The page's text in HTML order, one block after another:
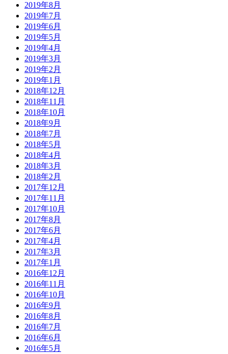
2019年8月
2019年7月
2019年6月
2019年5月
2019年4月
2019年3月
2019年2月
2019年1月
2018年12月
2018年11月
2018年10月
2018年9月
2018年7月
2018年5月
2018年4月
2018年3月
2018年2月
2017年12月
2017年11月
2017年10月
2017年8月
2017年6月
2017年4月
2017年3月
2017年1月
2016年12月
2016年11月
2016年10月
2016年9月
2016年8月
2016年7月
2016年6月
2016年5月